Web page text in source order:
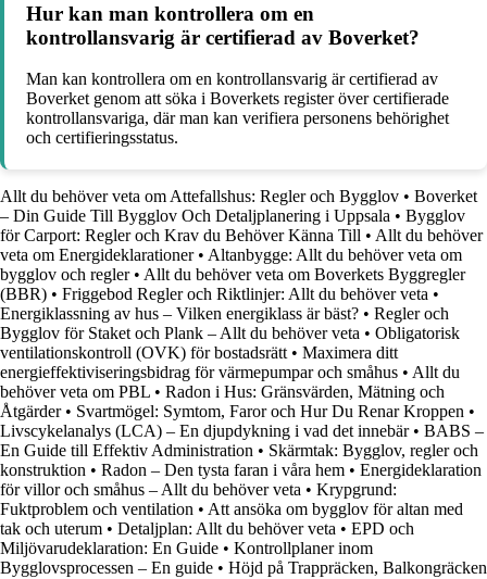
Hur kan man kontrollera om en
kontrollansvarig är certifierad av Boverket?
Man kan kontrollera om en kontrollansvarig är certifierad av
Boverket genom att söka i Boverkets register över certifierade
kontrollansvariga, där man kan verifiera personens behörighet
och certifieringsstatus.
Allt du behöver veta om Attefallshus: Regler och Bygglov • Boverket
– Din Guide Till Bygglov Och Detaljplanering i Uppsala • Bygglov
för Carport: Regler och Krav du Behöver Känna Till • Allt du behöver
veta om Energideklarationer• Altanbygge: Allt du behöver veta om
bygglov och regler• Allt du behöver veta om Boverkets Byggregler
(BBR) • Friggebod Regler och Riktlinjer: Allt du behöver veta •
Energiklassning av hus – Vilken energiklass är bäst? • Regler och
Bygglov för Staket och Plank – Allt du behöver veta • Obligatorisk
ventilationskontroll (OVK) för bostadsrätt • Maximera ditt
energieffektiviseringsbidrag för värmepumpar och småhus • Allt du
behöver veta om PBL • Radon i Hus: Gränsvärden, Mätning och
Åtgärder• Svartmögel: Symtom, Faror och Hur Du Renar Kroppen •
Livscykelanalys (LCA) – En djupdykning i vad det innebär• BABS –
En Guide till Effektiv Administration • Skärmtak: Bygglov, regler och
konstruktion • Radon – Den tysta faran i våra hem • Energideklaration
för villor och småhus – Allt du behöver veta • Krypgrund:
Fuktproblem och ventilation • Att ansöka om bygglov för altan med
tak och uterum • Detaljplan: Allt du behöver veta • EPD och
Miljövarudeklaration: En Guide • Kontrollplaner inom
Bygglovsprocessen – En guide • Höjd på Trappräcken, Balkongräcken